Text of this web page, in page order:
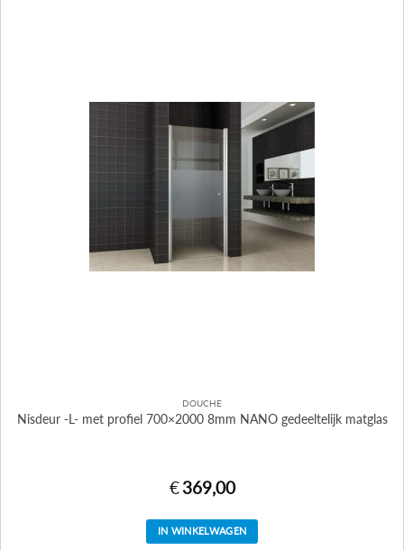
DOUCHE
Nisdeur -L- met profiel 700×2000 8mm NANO gedeeltelijk matglas
€ 369,00
IN WINKELWAGEN